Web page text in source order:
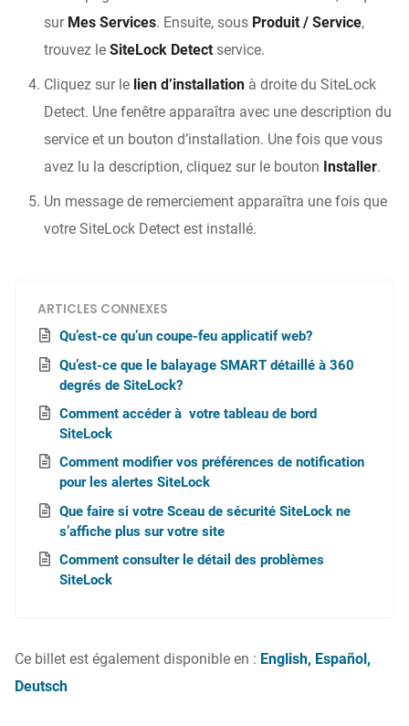
sur Mes Services. Ensuite, sous Produit / Service,
trouvez le SiteLock Detect service.
Cliquez sur le lien d’installation à droite du SiteLock
Detect. Une fenêtre apparaîtra avec une description du
service et un bouton d’installation. Une fois que vous
avez lu la description, cliquez sur le bouton Installer.
Un message de remerciement apparaîtra une fois que
votre SiteLock Detect est installé.
ARTICLES CONNEXES
Qu’est-ce qu’un coupe-feu applicatif web?
Qu’est-ce que le balayage SMART détaillé à 360
degrés de SiteLock?
Comment accéder à votre tableau de bord
SiteLock
Comment modifier vos préférences de notification
pour les alertes SiteLock
Que faire si votre Sceau de sécurité SiteLock ne
s’affiche plus sur votre site
Comment consulter le détail des problèmes
SiteLock
Ce billet est également disponible en : English Español
Deutsch